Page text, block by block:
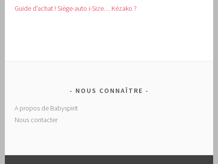
Guide d’achat !Siège-auto i-Size… Kézako ?
NOUS CONNAÎTRE
A propos de Babyspirit
Nous contacter